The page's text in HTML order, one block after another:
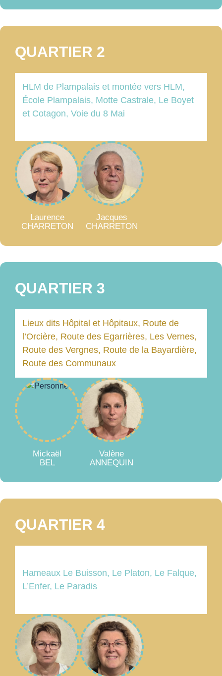
QUARTIER 2
HLM de Plampalais et montée vers HLM,
École Plampalais, Motte Castrale, Le Boyet
et Cotagon, Voie du 8 Mai
Laurence
CHARRETON
Jacques
CHARRETON
QUARTIER 3
Lieux dits Hôpital et Hôpitaux, Route de
l’Orcière, Route des Egarrières, Les Vernes,
Route des Vergnes, Route de la Bayardière,
Route des Communaux
Mickaël
BEL
Valène
ANNEQUIN
QUARTIER 4
Hameaux Le Buisson, Le Platon, Le Falque,
L’Enfer, Le Paradis